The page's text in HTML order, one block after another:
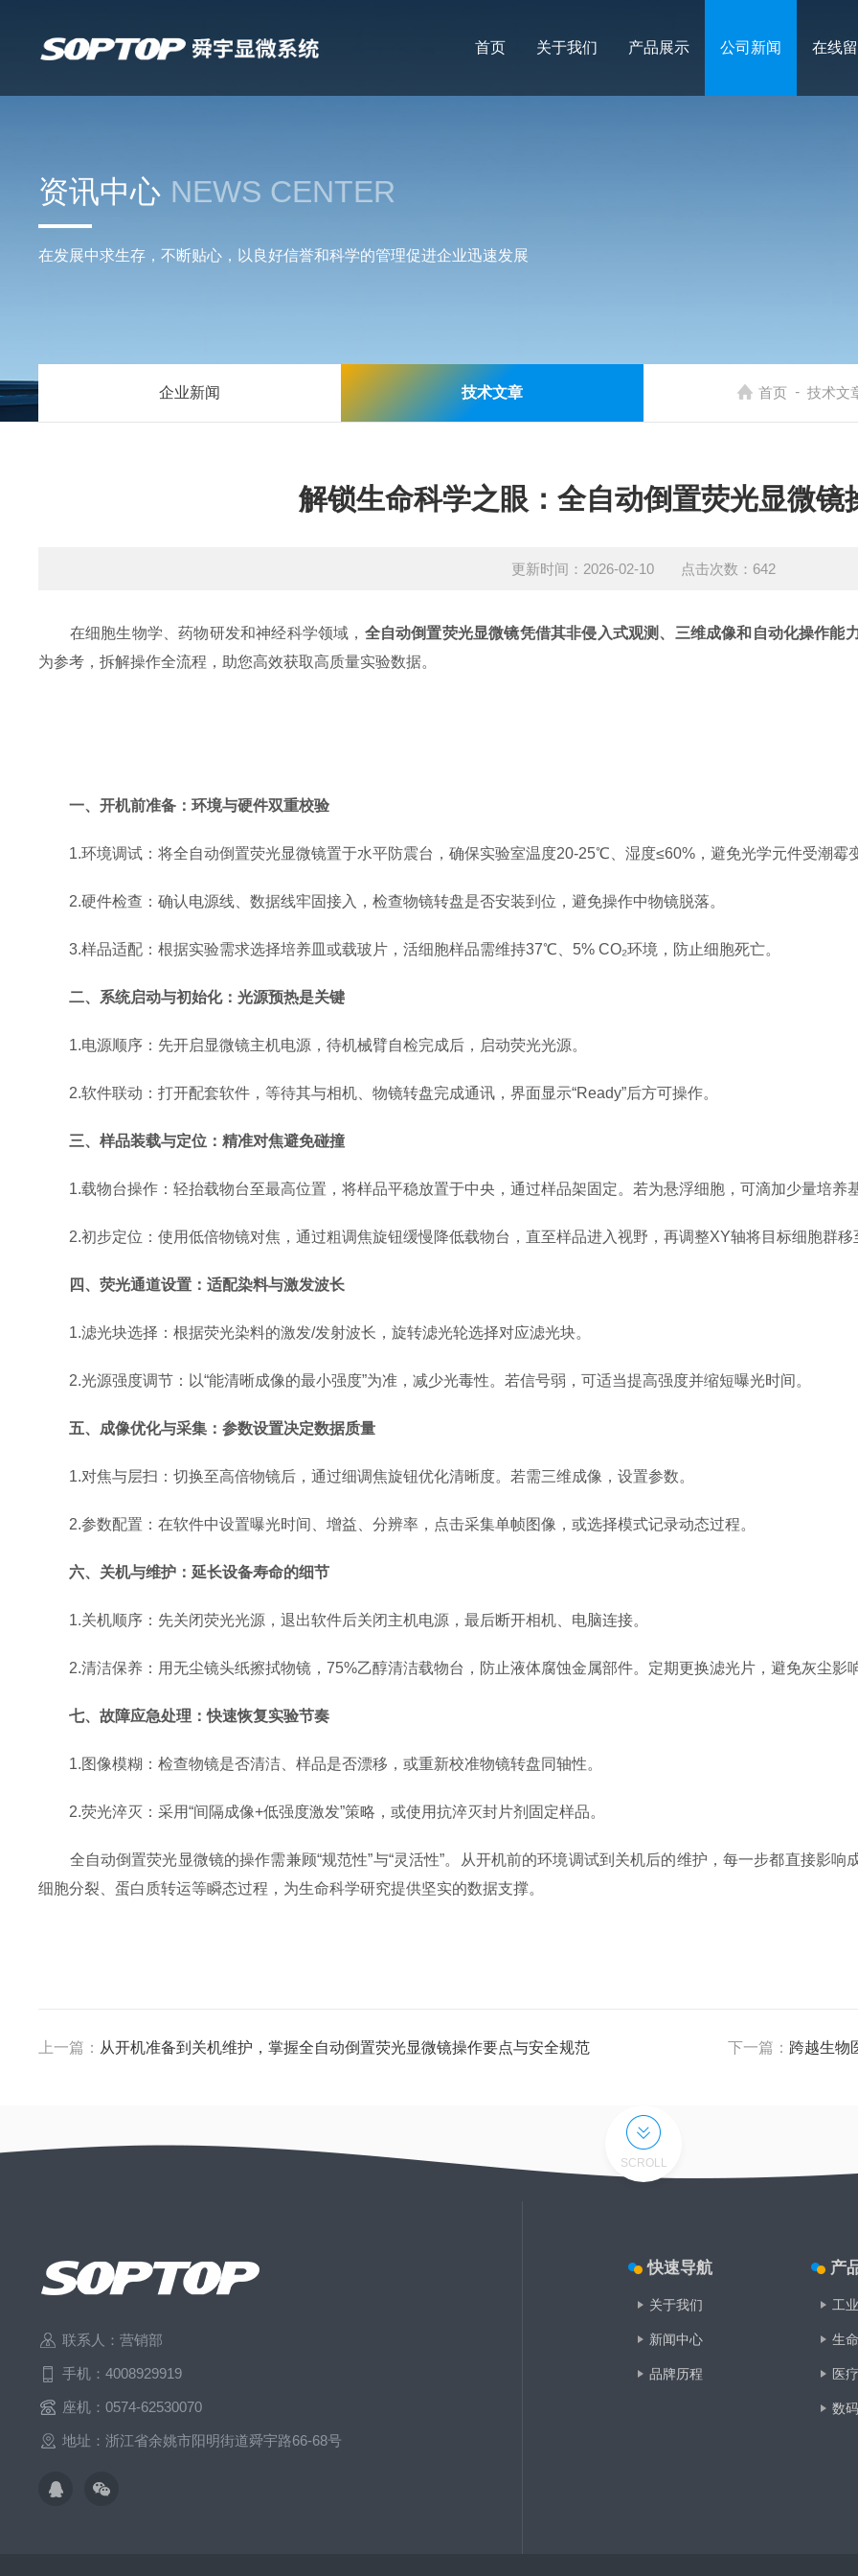
首页 关于我们 产品展示 公司新闻 在线
资讯中心 NEWS CENTER
在发展中求生存，不断贴心，以良好信誉和科学的管理促进企业迅速发展
首页 - 技术文
企业新闻 技术文章
解锁生命科学之眼：全自动倒置荧光显微镜
更新时间：2026-02-10 点击次数：642
在细胞生物学、药物研发和神经科学领域， 全自动倒置荧光显微镜凭借其非侵入式观测、三维成像和自动化操作能
为参考，拆解操作全流程，助您高效获取高质量实验数据。
一、开机前准备：环境与硬件双重校验
1.环境调试：将全自动倒置荧光显微镜置于水平防震台，确保实验室温度20-25℃、湿度≤60%，避免光学元件受潮霉
2.硬件检查：确认电源线、数据线牢固接入，检查物镜转盘是否安装到位，避免操作中物镜脱落。
3.样品适配：根据实验需求选择培养皿或载玻片，活细胞样品需维持37℃、5% CO₂环境，防止细胞死亡。
二、系统启动与初始化：光源预热是关键
1.电源顺序：先开启显微镜主机电源，待机械臂自检完成后，启动荧光光源。
2.软件联动：打开配套软件，等待其与相机、物镜转盘完成通讯，界面显示“Ready”后方可操作。
三、样品装载与定位：精准对焦避免碰撞
1.载物台操作：轻抬载物台至最高位置，将样品平稳放置于中央，通过样品架固定。若为悬浮细胞，可滴加少量培养
2.初步定位：使用低倍物镜对焦，通过粗调焦旋钮缓慢降低载物台，直至样品进入视野，再调整XY轴将目标细胞群移
四、荧光通道设置：适配染料与激发波长
1.滤光块选择：根据荧光染料的激发/发射波长，旋转滤光轮选择对应滤光块。
2.光源强度调节：以“能清晰成像的最小强度”为准，减少光毒性。若信号弱，可适当提高强度并缩短曝光时间。
五、成像优化与采集：参数设置决定数据质量
1.对焦与层扫：切换至高倍物镜后，通过细调焦旋钮优化清晰度。若需三维成像，设置参数。
2.参数配置：在软件中设置曝光时间、增益、分辨率，点击采集单帧图像，或选择模式记录动态过程。
六、关机与维护：延长设备寿命的细节
1.关机顺序：先关闭荧光光源，退出软件后关闭主机电源，最后断开相机、电脑连接。
2.清洁保养：用无尘镜头纸擦拭物镜，75%乙醇清洁载物台，防止液体腐蚀金属部件。定期更换滤光片，避免灰尘影响
七、故障应急处理：快速恢复实验节奏
1.图像模糊：检查物镜是否清洁、样品是否漂移，或重新校准物镜转盘同轴性。
2.荧光淬灭：采用“间隔成像+低强度激发”策略，或使用抗淬灭封片剂固定样品。
全自动倒置荧光显微镜的操作需兼顾“规范性”与“灵活性”。从开机前的环境调试到关机后的维护，每一步都直接影响
细胞分裂、蛋白质转运等瞬态过程，为生命科学研究提供坚实的数据支撑。
上一篇： 从开机准备到关机维护，掌握全自动倒置荧光显微镜操作要点与安全规范 下一篇： 跨越生物
SCROLL
联系人：营销部
手机：4008929919
座机：0574-62530070
地址：浙江省余姚市阳明街道舜宇路66-68号
快速导航
关于我们
新闻中心
品牌历程
产
生
医
数